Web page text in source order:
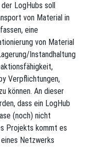
LogHubs soll
von Material in
eine
von Material
Instandhaltung
Verpflichtungen,
können. An dieser
dass ein LogHub
(noch) nicht
Projekts kommt es
Netzwerks